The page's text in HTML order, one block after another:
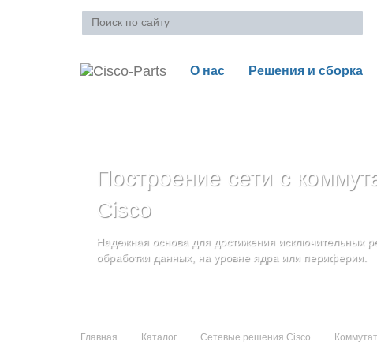
О нас Решения и сборка
Построение сети с
Cisco
Надежная основа для достижения исключительных
обработки данных, на уровне ядра или периферии.
Стоечные серверы Cisco
и повышение адаптивности Вашего бизнеса
Блейд-серверы: UCS
и дополнительные
Увеличьте производительность сервера с помощью
масштабируемой архитектуры
Главная Каталог Сетевые решения Cisco